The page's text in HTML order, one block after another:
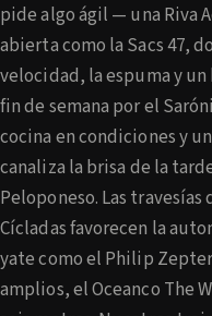
pide algo ágil — una Riva
abierta como la Sacs 47,
velocidad, la espuma y
fin de semana por el
cocina en condiciones y
canaliza la brisa de la
Peloponeso. Las travesías
Cícladas favorecen la
yate como el Philip
amplios, el Oceanco The